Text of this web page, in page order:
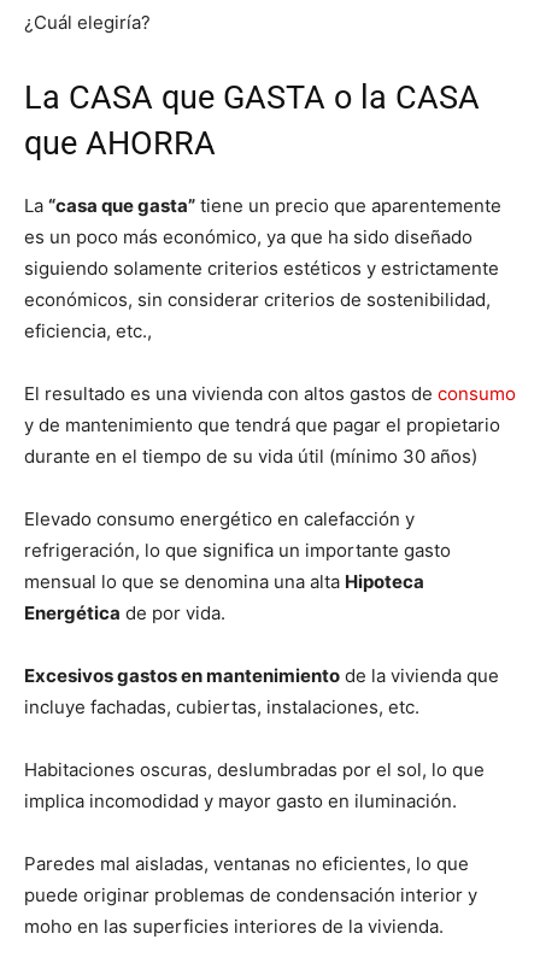
¿Cuál elegiría?
La CASA que GASTA o la CASA
que AHORRA
La “casa que gasta” tiene un precio que aparentemente
es un poco más económico, ya que ha sido diseñado
siguiendo solamente criterios estéticos y estrictamente
económicos, sin considerar criterios de sostenibilidad,
eficiencia, etc.,
El resultado es una vivienda con altos gastos de consumo
y de mantenimiento que tendrá que pagar el propietario
durante en el tiempo de su vida útil (mínimo 30 años)
Elevado consumo energético en calefacción y
refrigeración, lo que significa un importante gasto
mensual lo que se denomina una alta Hipoteca
Energética de por vida.
Excesivos gastos en mantenimiento de la vivienda que
incluye fachadas, cubiertas, instalaciones, etc.
Habitaciones oscuras, deslumbradas por el sol, lo que
implica incomodidad y mayor gasto en iluminación.
Paredes mal aisladas, ventanas no eficientes, lo que
puede originar problemas de condensación interior y
moho en las superficies interiores de la vivienda.